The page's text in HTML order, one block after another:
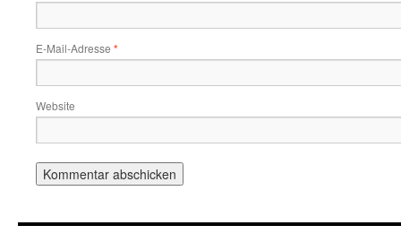
E-Mail-Adresse *
Website